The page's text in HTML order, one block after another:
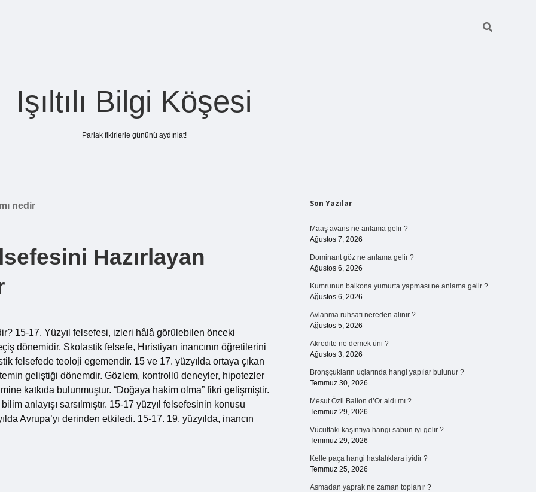
Işıltılı Bilgi Köşesi
Parlak fikirlerle gününü aydınlat!
nedir
Hazırlayan
15-17. Yüzyıl felsefesi, izleri hâlâ görülebilen önceki
dönemidir. Skolastik felsefe, Hıristiyan inancının öğretilerini
felsefede teoloji egemendir. 15 ve 17. yüzyılda ortaya çıkan
geliştiği dönemdir. Gözlem, kontrollü deneyler, hipotezler
katkıda bulunmuştur. “Doğaya hakim olma” fikri gelişmiştir.
anlayışı sarsılmıştır. 15-17 yüzyıl felsefesinin konusu
Avrupa’yı derinden etkiledi. 15-17. 19. yüzyılda, inancın
Sidebar
Son Yazılar
Maaş avans ne anlama gelir ?
Ağustos 7, 2026
Dominant göz ne anlama gelir ?
Ağustos 6, 2026
Kumrunun balkona yumurta yapması ne anlama gelir ?
Ağustos 6, 2026
Avlanma ruhsatı nereden alınır ?
Ağustos 5, 2026
Akredite ne demek üni ?
Ağustos 3, 2026
Bronşçukların uçlarında hangi yapılar bulunur ?
Temmuz 30, 2026
Mesut Özil Ballon d’Or aldı mı ?
Temmuz 29, 2026
Vücuttaki kaşıntıya hangi sabun iyi gelir ?
Temmuz 29, 2026
Kelle paça hangi hastalıklara iyidir ?
Temmuz 25, 2026
Asmadan yaprak ne zaman toplanır ?